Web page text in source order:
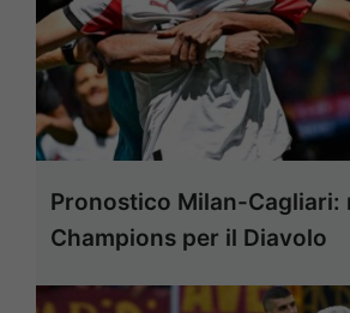
Pronostico Milan-Cagliari:
Champions per il Diavolo